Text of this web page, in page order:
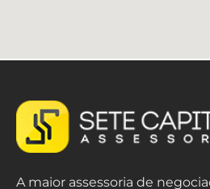
A maior assessoria de